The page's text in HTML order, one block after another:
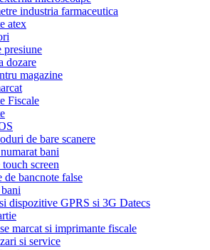
industria farmaceutica
atex
presiune
dozare
magazine
Fiscale
de bare scanere
bani
screen
de bancnote false
dispozitive GPRS si 3G Datecs
marcat si imprimante fiscale
si service